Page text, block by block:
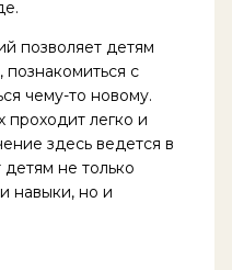
позволяет детям
с
чему-то новому.
проходит легко и
здесь ведется в
не только
навыки, но и